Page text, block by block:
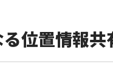
位置情報共